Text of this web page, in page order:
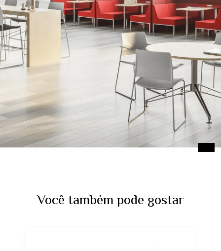
Você também pode gostar